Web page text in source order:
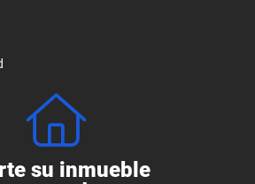
su inmueble